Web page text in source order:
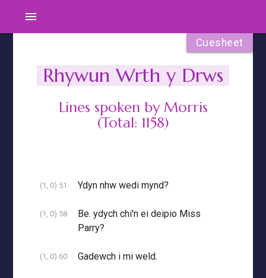
menu
Cuesheet
Rhywun Wrth y Drws
Lines spoken by Morris
(Total: 1158)
(1, 0) 51 Ydyn nhw wedi mynd?
(1, 0) 58
Be. ydych chi'n ei deipio Miss
Parry?
(1, 0) 60 Gadewch i mi weld.